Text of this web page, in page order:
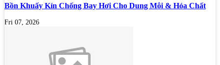
Bồn Khuấy Kín Chống Bay Hơi Cho Dung Môi & Hóa Chất
Fri 07, 2026